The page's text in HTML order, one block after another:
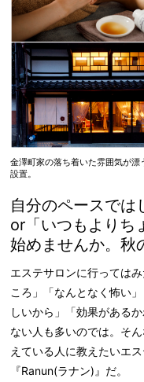
金澤町家の落ち着いた雰囲気が
設置。
自分のペースでは
or「いつもよりち
始めませんか。秋
エステサロンに行っては
ころ」「なんとなく怖い
しいから」「効果がある
ない人も多いのでは。そ
えている人に教えたいエ
『Ranun(ラナン)』だ。